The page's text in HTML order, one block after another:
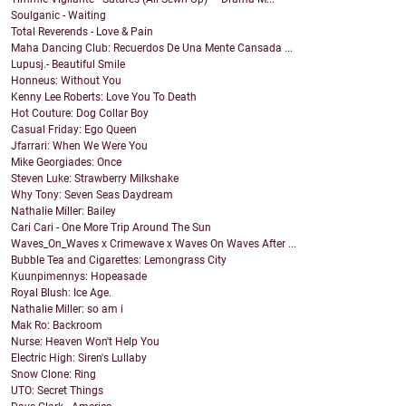
Soulganic - Waiting
Total Reverends - Love & Pain
Maha Dancing Club: Recuerdos De Una Mente Cansada ...
Lupusj.- Beautiful Smile
Honneus: Without You
Kenny Lee Roberts: Love You To Death
Hot Couture: Dog Collar Boy
Casual Friday: Ego Queen
Jfarrari: When We Were You
Mike Georgiades: Once
Steven Luke: Strawberry Milkshake
Why Tony: Seven Seas Daydream
Nathalie Miller: Bailey
Cari Cari - One More Trip Around The Sun
Waves_On_Waves x Crimewave x Waves On Waves After ...
Bubble Tea and Cigarettes: Lemongrass City
Kuunpimennys: Hopeasade
Royal Blush: Ice Age.
Nathalie Miller: so am i
Mak Ro: Backroom
Nurse: Heaven Won't Help You
Electric High: Siren's Lullaby
Snow Clone: Ring
UTO: Secret Things